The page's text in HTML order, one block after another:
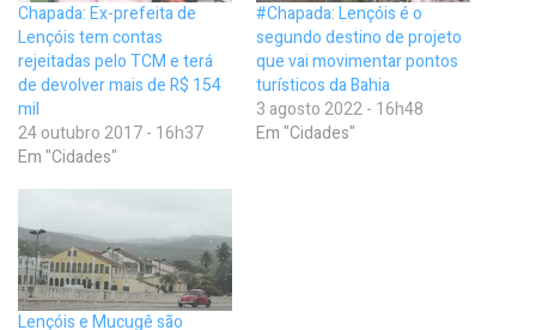
Chapada: Ex-prefeita de
Lençóis tem contas
rejeitadas pelo TCM e terá
de devolver mais de R$ 154
mil
24 outubro 2017 - 16h37
Em "Cidades"
#Chapada: Lençóis é o
segundo destino de projeto
que vai movimentar pontos
turísticos da Bahia
3 agosto 2022 - 16h48
Em "Cidades"
Lençóis e Mucugê são